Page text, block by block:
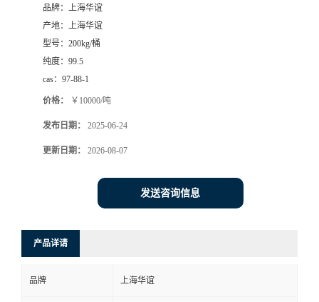
品牌： 上海华谊
产地： 上海华谊
型号： 200kg/桶
纯度： 99.5
cas： 97-88-1
价格： ￥10000/吨
发布日期： 2025-06-24
更新日期： 2026-08-07
发送咨询信息
产品详请
品牌 上海华谊